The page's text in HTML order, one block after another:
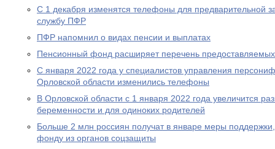
С 1 декабря изменятся телефоны для предварительной
службу ПФР
ПФР напомнил о видах пенсии и выплатах
Пенсионный фонд расширяет перечень
С января 2022 года у специалистов управления
Орловской области изменились телефоны
В Орловской области с 1 января 2022 года увеличится
беременности и для одиноких родителей
Больше 2 млн россиян получат в январе меры
фонду из органов соцзащиты